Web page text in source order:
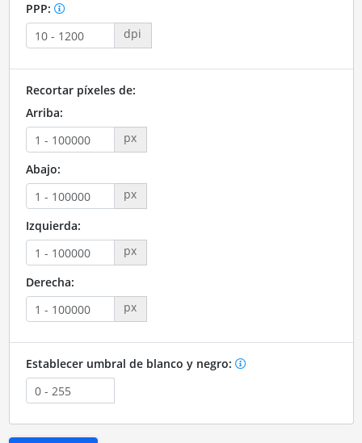
PPP:
dpi
Recortar píxeles de:
Arriba:
px
Abajo:
px
Izquierda:
px
Derecha:
px
Establecer umbral de blanco y negro: